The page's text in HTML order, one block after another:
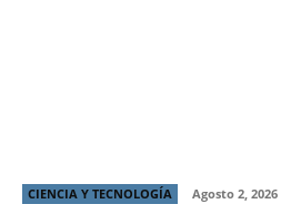
CIENCIA Y TECNOLOGÍA Agosto 2, 2026